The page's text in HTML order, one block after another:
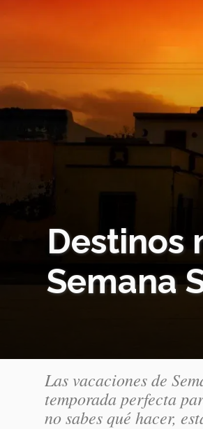
Destinos
Semana
Las vacaciones de
temporada perfecta
no sabes qué hacer,